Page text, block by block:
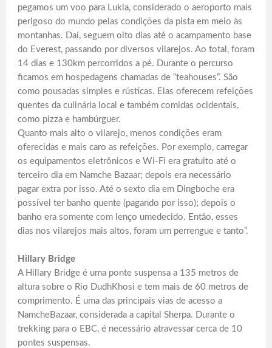
pegamos um voo para Lukla, considerado o aeroporto mais
perigoso do mundo pelas condições da pista em meio às
montanhas. Daí, seguem oito dias até o acampamento base
do Everest, passando por diversos vilarejos. Ao total, foram
14 dias e 130km percorridos a pé. Durante o percurso
ficamos em hospedagens chamadas de “teahouses”. São
como pousadas simples e rústicas. Elas oferecem refeições
quentes da culinária local e também comidas ocidentais,
como pizza e hambúrguer.
Quanto mais alto o vilarejo, menos condições eram
oferecidas e mais caro as refeições. Por exemplo, carregar
os equipamentos eletrônicos e Wi-Fi era gratuito até o
terceiro dia em Namche Bazaar; depois era necessário
pagar extra por isso. Até o sexto dia em Dingboche era
possível ter banho quente (pagando por isso); depois o
banho era somente com lenço umedecido. Então, esses
dias nos vilarejos mais altos, foram um perrengue e tanto”.
Hillary Bridge
A Hillary Bridge é uma ponte suspensa a 135 metros de
altura sobre o Rio DudhKhosi e tem mais de 60 metros de
comprimento. É uma das principais vias de acesso a
NamcheBazaar, considerada a capital Sherpa. Durante o
trekking para o EBC, é necessário atravessar cerca de 10
pontes suspensas.